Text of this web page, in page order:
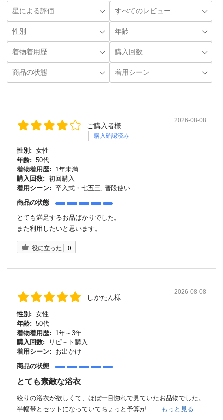
ご購入者様
購入確認済み
2026-08-08
性別: 女性
年齢: 50代
着物着用歴:
1年未満
購入回数: 初回購入
着用シーン: 卒入式・七五三, 普段使い
商品の状態
とても満足するお品ばかりでした。
また利用したいと思います。
役に立った 0
しかたん様
2026-08-08
性別: 女性
年齢: 50代
着物着用歴:
1年～3年
購入回数:
リピ－ト購入
着用シーン:
お出かけ
商品の状態
とても素敵な浴衣
絞りの浴衣が欲しくて、ほぼ一目惚れで見ていたお品物でした。
半幅帯とセットになっていてちょっと予算が…...
もっと見る